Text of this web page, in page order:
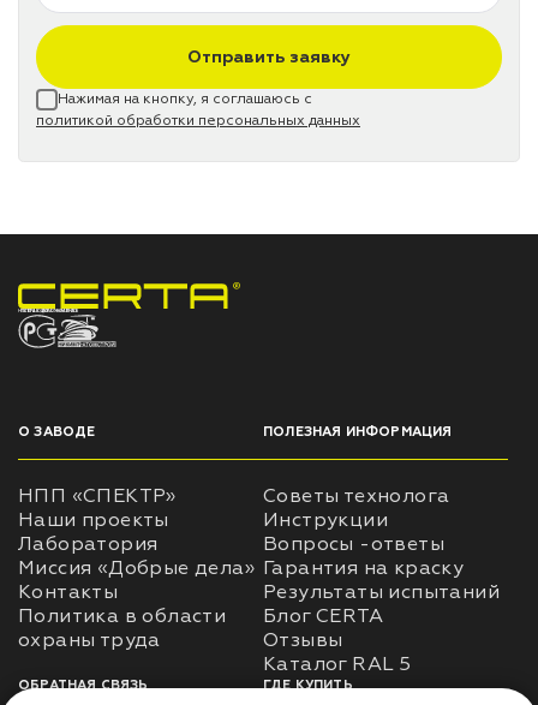
Отправить заявку
Нажимая на кнопку, я соглашаюсь с
политикой обработки персональных данных
НПП «СПЕКТР» ЗАВОД ЛАКОКРАСОЧНЫХ МАТЕРИАЛОВ
О ЗАВОДЕ
НПП «СПЕКТР»
Наши проекты
Лаборатория
Миссия «Добрые дела»
Контакты
Политика в области
ПОЛЕЗНАЯ ИНФОРМАЦИЯ
Советы технолога
Инструкции
Вопросы -ответы
Гарантия на краску
Результаты испытаний
Блог CERTA
Отзывы
Каталог RAL 5
ОБРАТНАЯ СВЯЗЬ ГДЕ КУПИТЬ